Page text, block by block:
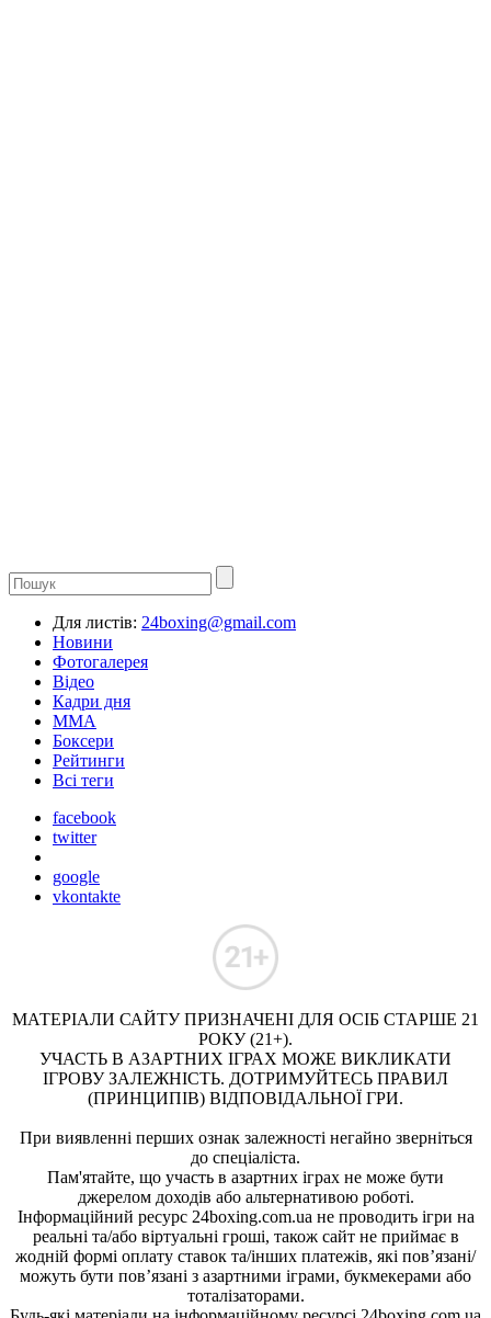
Для листів: 24boxing@gmail.com
Новини
Фотогалерея
Відео
Кадри дня
ММА
Боксери
Рейтинги
Всі теги
facebook
twitter
google
vkontakte
МАТЕРІАЛИ САЙТУ ПРИЗНАЧЕНІ ДЛЯ ОСІБ СТАРШЕ 21
РОКУ (21+).
УЧАСТЬ В АЗАРТНИХ ІГРАХ МОЖЕ ВИКЛИКАТИ
ІГРОВУ ЗАЛЕЖНІСТЬ. ДОТРИМУЙТЕСЬ ПРАВИЛ
(ПРИНЦИПІВ) ВІДПОВІДАЛЬНОЇ ГРИ.
При виявленні перших ознак залежності негайно зверніться
до спеціаліста.
Пам'ятайте, що участь в азартних іграх не може бути
джерелом доходів або альтернативою роботі.
Інформаційний ресурс 24boxing.com.ua не проводить ігри на
реальні та/або віртуальні гроші, також сайт не приймає в
жодній формі оплату ставок та/інших платежів, які пов’язані/
можуть бути пов’язані з азартними іграми, букмекерами або
тоталізаторами.